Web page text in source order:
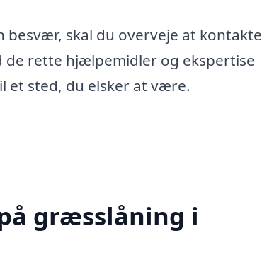
besvær, skal du overveje at kontakte
de rette hjælpemidler og ekspertise
sted, du elsker at være.
græsslåning i